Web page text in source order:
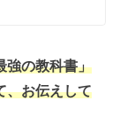
強の教科書」
、お伝えして